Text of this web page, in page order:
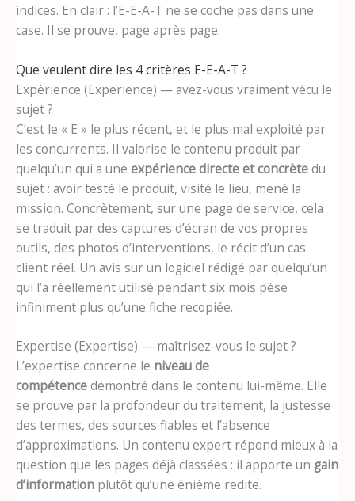
indices. En clair : l’E-E-A-T ne se coche pas dans une
case. Il se prouve, page après page.
Que veulent dire les 4 critères E-E-A-T ?
Expérience (Experience) — avez-vous vraiment vécu le
sujet ?
C’est le « E » le plus récent, et le plus mal exploité par
les concurrents. Il valorise le contenu produit par
quelqu’un qui a une expérience directe et concrètedu
sujet : avoir testé le produit, visité le lieu, mené la
mission. Concrètement, sur une page de service, cela
se traduit par des captures d’écran de vos propres
outils, des photos d’interventions, le récit d’un cas
client réel. Un avis sur un logiciel rédigé par quelqu’un
qui l’a réellement utilisé pendant six mois pèse
infiniment plus qu’une fiche recopiée.
Expertise (Expertise) — maîtrisez-vous le sujet ?
L’expertise concerne le niveau de
compétencedémontré dans le contenu lui-même. Elle
se prouve par la profondeur du traitement, la justesse
des termes, des sources fiables et l’absence
d’approximations. Un contenu expert répond mieux à la
question que les pages déjà classées : il apporte un gain
d’information plutôt qu’une énième redite.